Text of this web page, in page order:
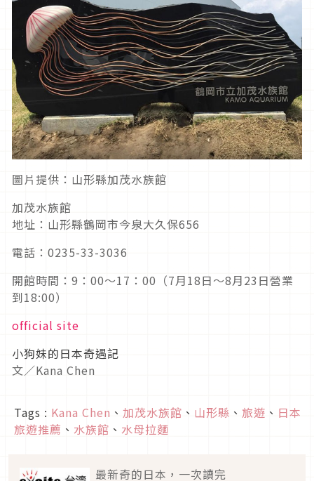
圖片提供：山形縣加茂水族館
加茂水族館
地址：山形縣鶴岡市今泉大久保656
電話：0235-33-3036
開館時間：9：00～17：00（7月18日～8月23日營業
到18:00）
official site
小狗妹的日本奇遇記
文／Kana Chen
Tags : Kana Chen 、 加茂水族館 、 山形縣 、 旅遊 、 日本
旅遊推薦 、 水族館 、 水母拉麵
最新奇的日本，一次讀完